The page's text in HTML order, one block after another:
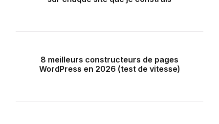
8 meilleurs constructeurs de pages
WordPress en 2026 (test de vitesse)